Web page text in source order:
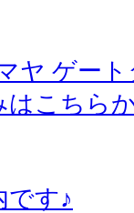
ヤ ゲー
はこちら
です♪